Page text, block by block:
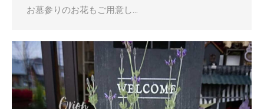
お墓参りのお花もご用意し…